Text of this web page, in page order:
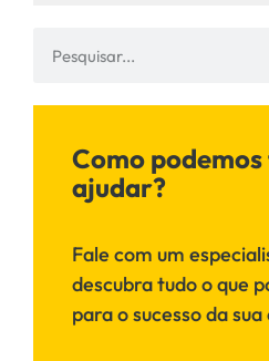
Como
ajudar?
Fale com um
descubra tudo o que
para o sucesso da